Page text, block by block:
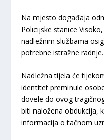
Na mjesto događaja
Policijske stanice
nadležnim službama
potrebne istražne radnje.
Nadležna tijela će
identitet preminule
dovele do ovog
biti naložena obdukcija,
informacija o tačnom